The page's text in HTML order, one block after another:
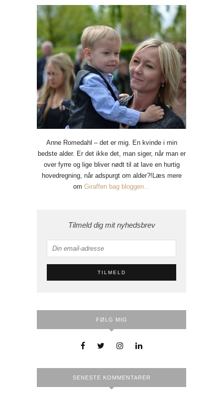
Anne Romedahl – det er mig. En kvinde i min
bedste alder. Er det ikke det, man siger, når man er
over fyrre og lige bliver nødt til at lave en hurtig
hovedregning, når adspurgt om alder?!Læs mere
om Giraffen bag bloggen...
Tilmeld dig mit nyhedsbrev
FØLG MIG
SENESTE KOMMENTARER